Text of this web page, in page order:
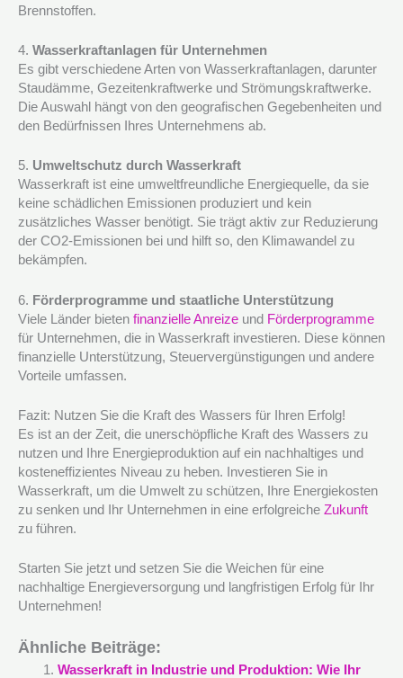
Brennstoffen.
4. Wasserkraftanlagen für Unternehmen
Es gibt verschiedene Arten von Wasserkraftanlagen, darunter
Staudämme, Gezeitenkraftwerke und Strömungskraftwerke.
Die Auswahl hängt von den geografischen Gegebenheiten und
den Bedürfnissen Ihres Unternehmens ab.
5. Umweltschutz durch Wasserkraft
Wasserkraft ist eine umweltfreundliche Energiequelle, da sie
keine schädlichen Emissionen produziert und kein
zusätzliches Wasser benötigt. Sie trägt aktiv zur Reduzierung
der CO2-Emissionen bei und hilft so, den Klimawandel zu
bekämpfen.
6. Förderprogramme und staatliche Unterstützung
Viele Länder bieten finanzielle Anreize und Förderprogramme
für Unternehmen, die in Wasserkraft investieren. Diese können
finanzielle Unterstützung, Steuervergünstigungen und andere
Vorteile umfassen.
Fazit: Nutzen Sie die Kraft des Wassers für Ihren Erfolg!
Es ist an der Zeit, die unerschöpfliche Kraft des Wassers zu
nutzen und Ihre Energieproduktion auf ein nachhaltiges und
kosteneffizientes Niveau zu heben. Investieren Sie in
Wasserkraft, um die Umwelt zu schützen, Ihre Energiekosten
zu senken und Ihr Unternehmen in eine erfolgreiche Zukunft
zu führen.
Starten Sie jetzt und setzen Sie die Weichen für eine
nachhaltige Energieversorgung und langfristigen Erfolg für Ihr
Unternehmen!
Ähnliche Beiträge:
Wasserkraft in Industrie und Produktion: Wie Ihr